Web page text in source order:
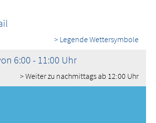
> Legende Wettersymbole
6:00 - 11:00 Uhr
> Weiter zu nachmittags ab 12:00 Uhr